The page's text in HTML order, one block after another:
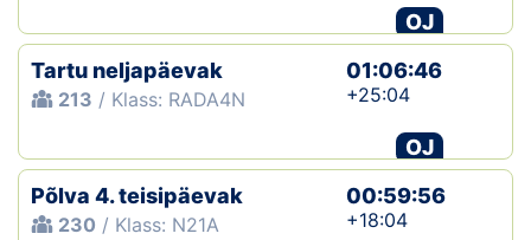
OJ
Tartu neljapäevak
213 / Klass: RADA4N
01:06:46
+25:04
OJ
Põlva 4. teisipäevak
230 / Klass: N21A
00:59:56
+18:04